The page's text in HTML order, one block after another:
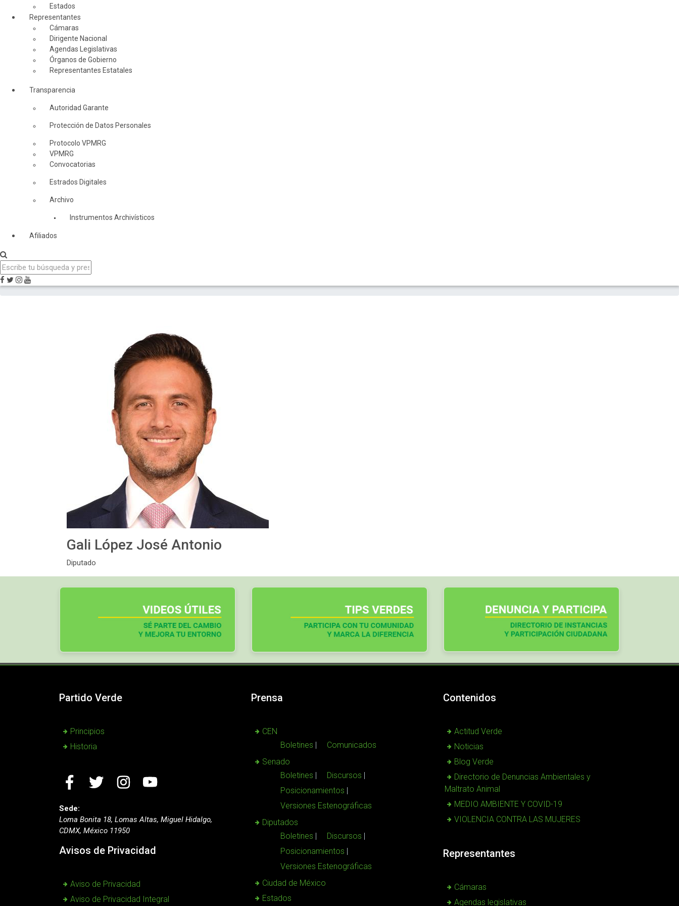
Estados
Representantes
Cámaras
Dirigente Nacional
Agendas Legislativas
Órganos de Gobierno
Representantes Estatales
Transparencia
Autoridad Garante
Protección de Datos Personales
Protocolo VPMRG
VPMRG
Convocatorias
Estrados Digitales
Archivo
Instrumentos Archivísticos
Afiliados
Gali López José Antonio
Diputado
Partido Verde
Principios
Historia
Sede:
Loma Bonita 18, Lomas Altas, Miguel Hidalgo,
CDMX, México 11950
Avisos de Privacidad
Aviso de Privacidad
Aviso de Privacidad Integral
Prensa
CEN
Boletines
Comunicados
Senado
Boletines
Discursos
Posicionamientos
Versiones Estenográficas
Diputados
Boletines
Discursos
Posicionamientos
Versiones Estenográficas
Ciudad de México
Estados
Contenidos
Actitud Verde
Noticias
Blog Verde
Directorio de Denuncias Ambientales y
Maltrato Animal
MEDIO AMBIENTE Y COVID-19
VIOLENCIA CONTRA LAS MUJERES
Representantes
Cámaras
Agendas legislativas